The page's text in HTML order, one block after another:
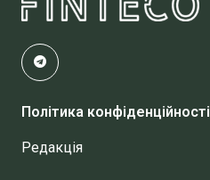
Політика конфіденційності
Редакція